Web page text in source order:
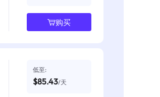
购买
低至:
$85.43/天